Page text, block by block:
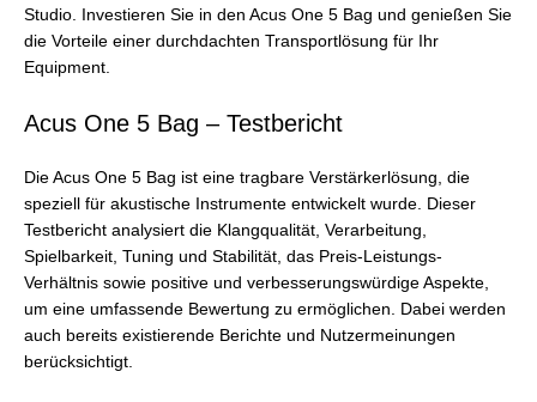
Studio. Investieren Sie in den Acus One 5 Bag und genießen Sie
die Vorteile einer durchdachten Transportlösung für Ihr
Equipment.
Acus One 5 Bag – Testbericht
Die Acus One 5 Bag ist eine tragbare Verstärkerlösung, die
speziell für akustische Instrumente entwickelt wurde. Dieser
Testbericht analysiert die Klangqualität, Verarbeitung,
Spielbarkeit, Tuning und Stabilität, das Preis-Leistungs-
Verhältnis sowie positive und verbesserungswürdige Aspekte,
um eine umfassende Bewertung zu ermöglichen. Dabei werden
auch bereits existierende Berichte und Nutzermeinungen
berücksichtigt.